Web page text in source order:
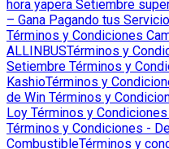
hora yapera Setiembre
– Gana Pagando tus
Términos y Condiciones
ALLINBUSTérminos y
Setiembre Términos y
KashioTérminos y
de Win Términos y
Loy Términos y
Términos y Condiciones -
CombustibleTérminos y